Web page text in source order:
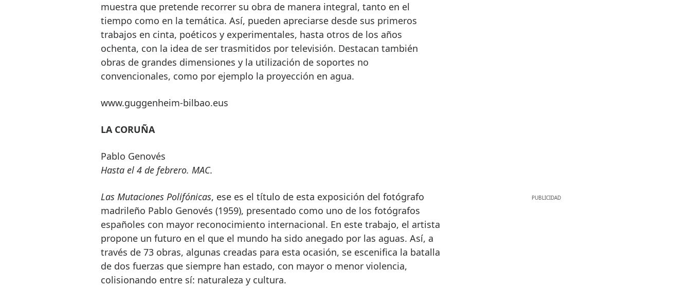
muestra que pretende recorrer su obra de manera integral, tanto en el
tiempo como en la temática. Así, pueden apreciarse desde sus primeros
trabajos en cinta, poéticos y experimentales, hasta otros de los años
ochenta, con la idea de ser trasmitidos por televisión. Destacan también
obras de grandes dimensiones y la utilización de soportes no
convencionales, como por ejemplo la proyección en agua.
www.guggenheim-bilbao.eus
LA CORUÑA
Pablo Genovés
Hasta el 4 de febrero. MAC.
Las Mutaciones Polifónicas, ese es el título de esta exposición del fotógrafo
madrileño Pablo Genovés (1959), presentado como uno de los fotógrafos
españoles con mayor reconocimiento internacional. En este trabajo, el artista
propone un futuro en el que el mundo ha sido anegado por las aguas. Así, a
través de 73 obras, algunas creadas para esta ocasión, se escenifica la batalla
de dos fuerzas que siempre han estado, con mayor o menor violencia,
colisionando entre sí: naturaleza y cultura.